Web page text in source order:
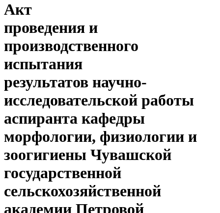
Акт
проведения и
производственного
испытания
результатов научно-
исследовательской работы
аспиранта кафедры
морфологии, физиологии и
зоогигиены Чувашской
государственной
сельскохозяйственной
академии Петровой